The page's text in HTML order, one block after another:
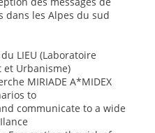
les Alpes du sud
LIEU (Laboratoire
Urbanisme)
MIRIADE A*MIDEX
to
communicate to a wide